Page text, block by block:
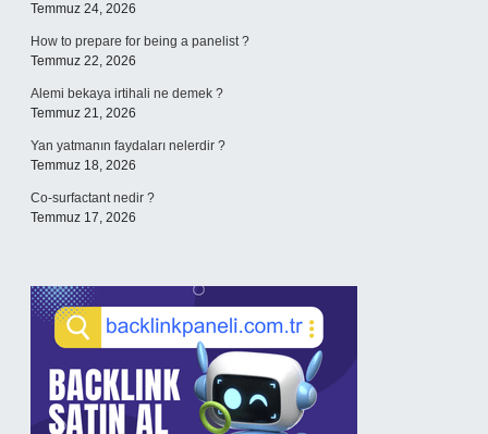
Temmuz 24, 2026
How to prepare for being a panelist ?
Temmuz 22, 2026
Alemi bekaya irtihali ne demek ?
Temmuz 21, 2026
Yan yatmanın faydaları nelerdir ?
Temmuz 18, 2026
Co-surfactant nedir ?
Temmuz 17, 2026